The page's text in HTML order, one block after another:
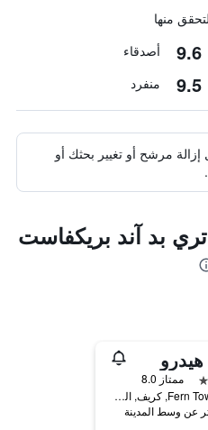
9.6 أصدقاء
9.5 منفرد
إزالة مرشح أو تغيير بحثك أو
بد آند بريكفاست
ممتاز 8.0
Fern Tower Road, كريف, المملكة المتحدة